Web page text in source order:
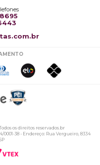
os direitos reservados.br
38 - Endereço: Rua Vergueiro, 8334